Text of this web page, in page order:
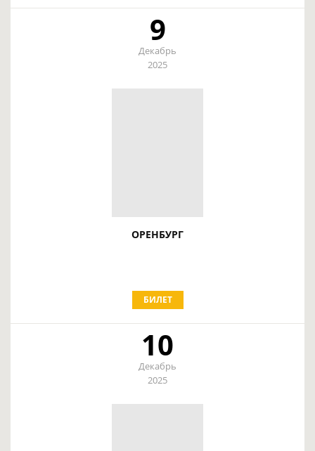
9
Декабрь
2025
ОРЕНБУРГ
БИЛЕТ
10
Декабрь
2025